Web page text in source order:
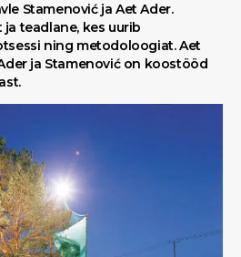
Stamenović ja Aet Ader.
teadlane, kes uurib
ning metodoloogiat. Aet
ja Stamenović on koostööd